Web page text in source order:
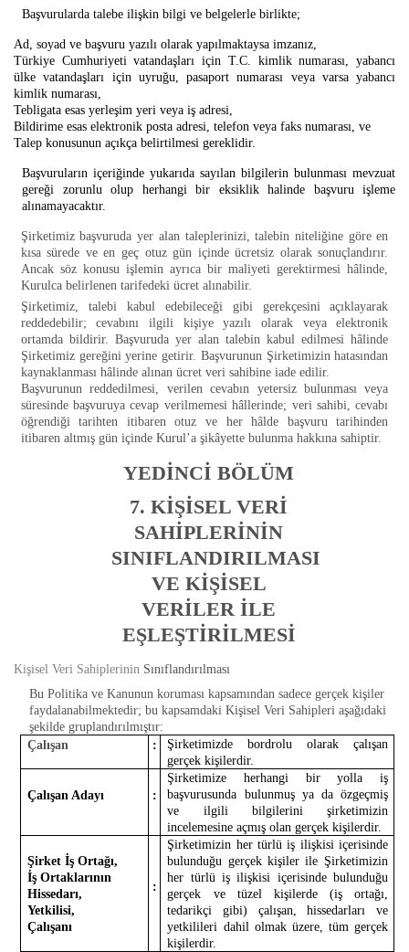
Başvurularda talebe ilişkin bilgi ve belgelerle birlikte;
Ad, soyad ve başvuru yazılı olarak yapılmaktaysa imzanız,
Türkiye Cumhuriyeti vatandaşları için T.C. kimlik numarası, yabancı
ülke vatandaşları için uyruğu, pasaport numarası veya varsa yabancı
kimlik numarası,
Tebligata esas yerleşim yeri veya iş adresi,
Bildirime esas elektronik posta adresi, telefon veya faks numarası, ve
Talep konusunun açıkça belirtilmesi gereklidir.
Başvuruların içeriğinde yukarıda sayılan bilgilerin bulunması mevzuat
gereği zorunlu olup herhangi bir eksiklik halinde başvuru işleme
alınamayacaktır.
Şirketimiz başvuruda yer alan taleplerinizi, talebin niteliğine göre en
kısa sürede ve en geç otuz gün içinde ücretsiz olarak sonuçlandırır.
Ancak söz konusu işlemin ayrıca bir maliyeti gerektirmesi hâlinde,
Kurulca belirlenen tarifedeki ücret alınabilir.
Şirketimiz, talebi kabul edebileceği gibi gerekçesini açıklayarak
reddedebilir; cevabını ilgili kişiye yazılı olarak veya elektronik
ortamda bildirir. Başvuruda yer alan talebin kabul edilmesi hâlinde
Şirketimiz gereğini yerine getirir. Başvurunun Şirketimizin hatasından
kaynaklanması hâlinde alınan ücret veri sahibine iade edilir.
Başvurunun reddedilmesi, verilen cevabın yetersiz bulunması veya
süresinde başvuruya cevap verilmemesi hâllerinde; veri sahibi, cevabı
öğrendiği tarihten itibaren otuz ve her hâlde başvuru tarihinden
itibaren altmış gün içinde Kurul’a şikâyette bulunma hakkına sahiptir.
YEDİNCİ BÖLÜM
7. KİŞİSEL VERİ
SAHİPLERİNİN
SINIFLANDIRILMASI
VE KİŞİSEL
VERİLER İLE
EŞLEŞTİRİLMESİ
Kişisel Veri Sahiplerinin Sınıflandırılması
Bu Politika ve Kanunun koruması kapsamından sadece gerçek kişiler
faydalanabilmektedir; bu kapsamdaki Kişisel Veri Sahipleri aşağıdaki
şekilde gruplandırılmıştır:
Çalışan
:
Şirketimizde bordrolu olarak çalışan
gerçek kişilerdir.
Çalışan Adayı :
Şirketimize herhangi bir yolla iş
başvurusunda bulunmuş ya da özgeçmiş
ve ilgili bilgilerini şirketimizin
incelemesine açmış olan gerçek kişilerdir.
Şirket İş Ortağı,
İş Ortaklarının
Hissedarı,
Yetkilisi,
Çalışanı
:
Şirketimizin her türlü iş ilişkisi içerisinde
bulunduğu gerçek kişiler ile Şirketimizin
her türlü iş ilişkisi içerisinde bulunduğu
gerçek ve tüzel kişilerde (iş ortağı,
tedarikçi gibi) çalışan, hissedarları ve
yetkilileri dahil olmak üzere, tüm gerçek
kişilerdir.